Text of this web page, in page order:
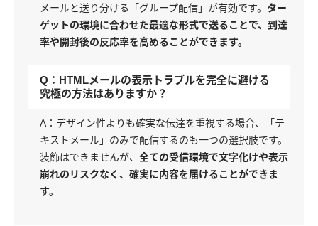
メールと送り分ける「グループ配信」が有効です。 ター
ゲットの環境に合わせた最適な形式で送ることで、到達
率や開封後の反応率を高めることができます。
Q：HTMLメールの表示トラブルを完全に避ける
究極の方法はありますか？
A：デザイン性よりも確実な伝達を重視する場合、「テ
キストメール」のみで配信するのも一つの選択肢です。
装飾はできませんが、 全ての受信環境で文字化けや表示
崩れのリスクなく、確実に内容を届けることができま
す。